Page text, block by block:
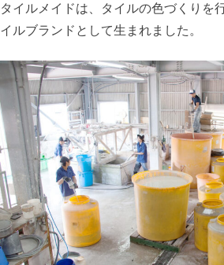
タイルメイドは、タイルの色づくりを
イルブランドとして生まれました。